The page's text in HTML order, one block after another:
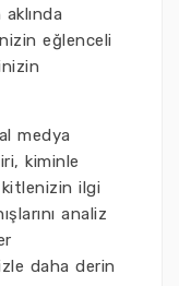
eğlenceli
medya
kiminle
ilgi
analiz
daha derin